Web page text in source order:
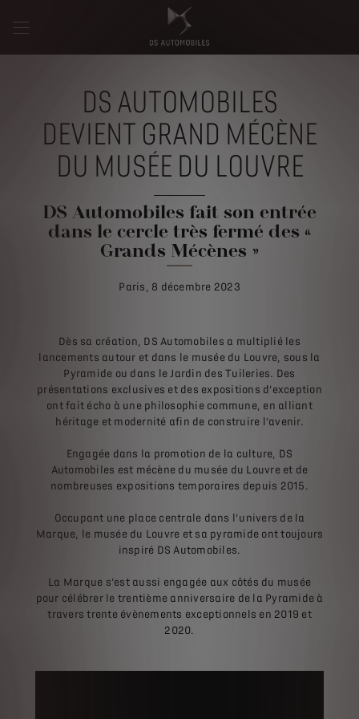
DS AUTOMOBILES
DEVIENT GRAND MÉCÈNE
DU MUSÉE DU LOUVRE
DS Automobiles fait son entrée
dans le cercle très fermé des «
Grands Mécènes »
Paris, 8 décembre 2023
Dès sa création, DS Automobiles a multiplié les
lancements autour et dans le musée du Louvre, sous la
Pyramide ou dans le Jardin des Tuileries. Des
présentations exclusives et des expositions d’exception
ont fait écho à une philosophie commune, en alliant
héritage et modernité afin de construire l’avenir.
Engagée dans la promotion de la culture, DS
Automobiles est mécène du musée du Louvre et de
nombreuses expositions temporaires depuis 2015.
Occupant une place centrale dans l’univers de la
Marque, le musée du Louvre et sa pyramide ont toujours
inspiré DS Automobiles.
La Marque s’est aussi engagée aux côtés du musée
pour célébrer le trentième anniversaire de la Pyramide à
travers trente évènements exceptionnels en 2019 et
2020.